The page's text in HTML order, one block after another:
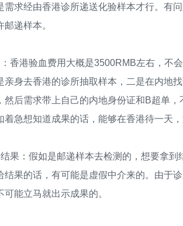
需求经由香港诊所递送化验样本才行。有
递样本。
港验血费用大概是3500RMB左右，不
亲身去香港的诊所抽取样本，二是在内地
然后需求带上自己的内地身份证和B超单
急想知道成果的话，能够在香港待一天
：假如是邮递样本去检测的，想要拿到
结果的话，有可能是虚假中介来的。由于
能立马就出示成果的。